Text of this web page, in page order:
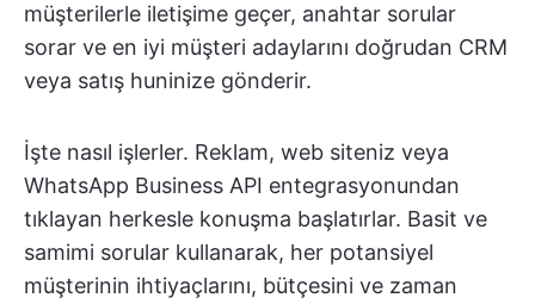
müşterilerle iletişime geçer, anahtar sorular
sorar ve en iyi müşteri adaylarını doğrudan CRM
veya satış huninize gönderir.
İşte nasıl işlerler. Reklam, web siteniz veya
WhatsApp Business API entegrasyonundan
tıklayan herkesle konuşma başlatırlar. Basit ve
samimi sorular kullanarak, her potansiyel
müşterinin ihtiyaçlarını, bütçesini ve zaman